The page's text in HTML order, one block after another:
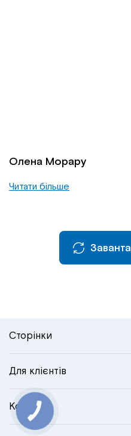
Олена Морару
Читати більше
Сторінки
Для клієнтів
Контакти
КНОПКА
СВЯЗИ